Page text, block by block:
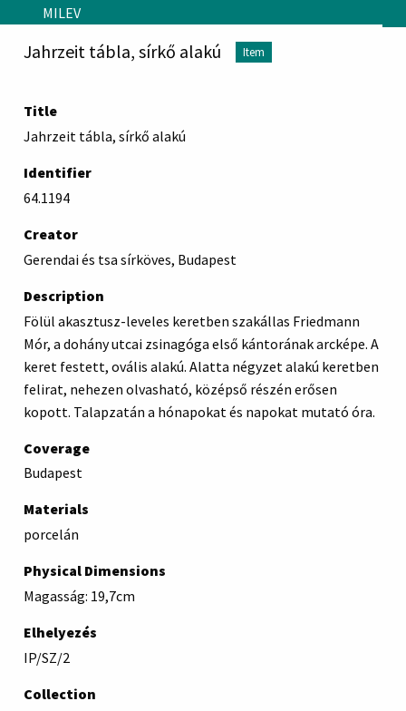
Skip to main content
MILEV
Jahrzeit tábla, sírkő alakú Item
Title
Jahrzeit tábla, sírkő alakú
Identifier
64.1194
Creator
Gerendai és tsa sírköves, Budapest
Description
Fölül akasztusz-leveles keretben szakállas Friedmann
Mór, a dohány utcai zsinagóga első kántorának arcképe. A
keret festett, ovális alakú. Alatta négyzet alakú keretben
felirat, nehezen olvasható, középső részén erősen
kopott. Talapzatán a hónapokat és napokat mutató óra.
Coverage
Budapest
Materials
porcelán
Physical Dimensions
Magasság: 19,7cm
Elhelyezés
IP/SZ/2
Collection